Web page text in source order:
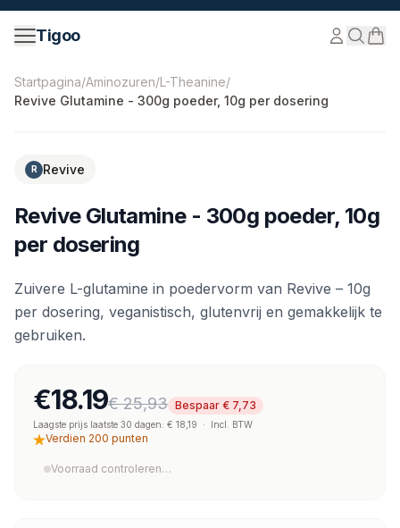
Ga naar inhoud
Tigoo
©2026Nutri Nordic AB.Alle rechten voorbehouden.
Startpagina/Aminozuren/L-Theanine/
Revive Glutamine - 300g poeder, 10g per dosering
R Revive
Revive Glutamine - 300g poeder, 10g
per dosering
Zuivere L-glutamine in poedervorm van Revive – 10g
per dosering, veganistisch, glutenvrij en gemakkelijk te
gebruiken.
€18.19€ 25,93 Bespaar € 7,73
Laagste prijs laatste 30 dagen: € 18,19 · Incl. BTW
Verdien 200 punten
Voorraad controleren…